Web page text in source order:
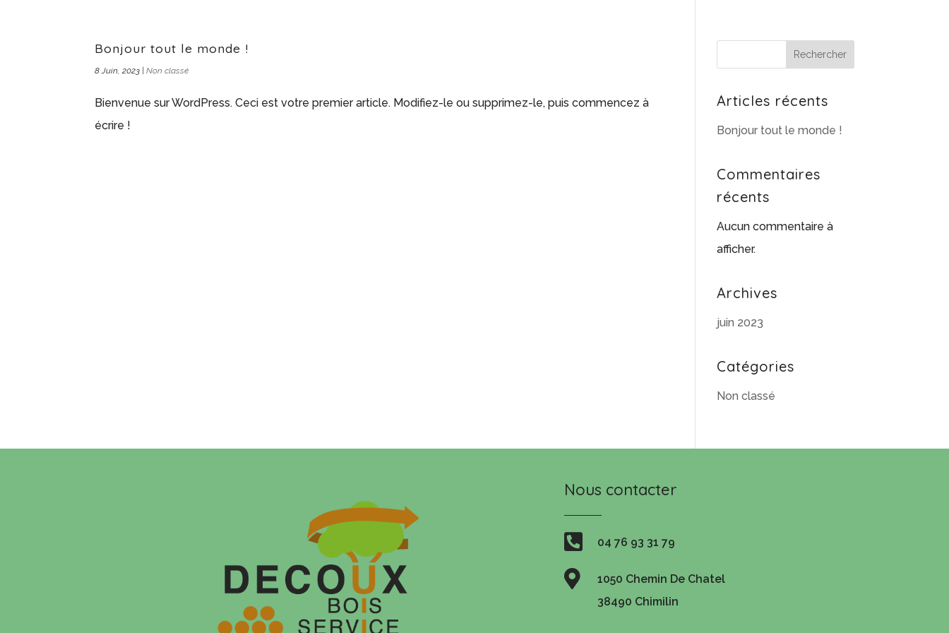
Bonjour tout le monde !
8 Juin, 2023 |Non classé
Bienvenue sur WordPress. Ceci est votre premier article. Modifiez-le ou supprimez-le, puis commencez à
écrire !
Rechercher
Articles récents
Bonjour tout le monde !
Commentaires
récents
Aucun commentaire à
afficher.
Archives
juin 2023
Catégories
Non classé
Nous contacter
 04 76 93 31 79

1050 Chemin De Chatel
38490 Chimilin